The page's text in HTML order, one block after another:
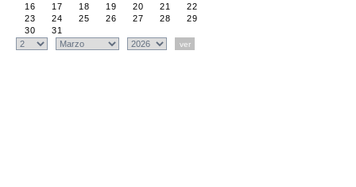
16
17 18 19 20 21
22
23
24 25 26 27 28
29
30
31